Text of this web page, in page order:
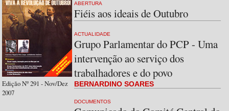
Edição Nº 291 - Nov/Dez
2007
ABERTURA
Fiéis aos ideais de Outubro
ACTUALIDADE
Grupo Parlamentar do PCP - Uma
intervenção ao serviço dos
trabalhadores e do povo
BERNARDINO SOARES
DOCUMENTOS